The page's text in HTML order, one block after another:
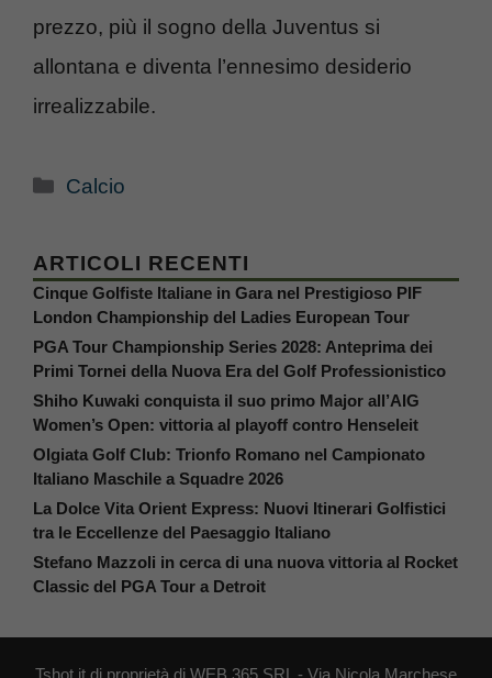
prezzo, più il sogno della Juventus si
allontana e diventa l’ennesimo desiderio
irrealizzabile.
Categorie
Calcio
ARTICOLI RECENTI
Cinque Golfiste Italiane in Gara nel Prestigioso PIF
London Championship del Ladies European Tour
PGA Tour Championship Series 2028: Anteprima dei
Primi Tornei della Nuova Era del Golf Professionistico
Shiho Kuwaki conquista il suo primo Major all’AIG
Women’s Open: vittoria al playoff contro Henseleit
Olgiata Golf Club: Trionfo Romano nel Campionato
Italiano Maschile a Squadre 2026
La Dolce Vita Orient Express: Nuovi Itinerari Golfistici
tra le Eccellenze del Paesaggio Italiano
Stefano Mazzoli in cerca di una nuova vittoria al Rocket
Classic del PGA Tour a Detroit
Tshot.it di proprietà di WEB 365 SRL - Via Nicola Marchese